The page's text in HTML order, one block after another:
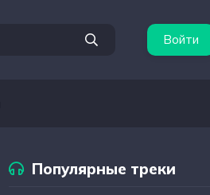
Войти
Популярные треки